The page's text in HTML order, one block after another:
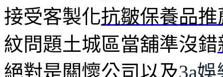
接受客製化抗皺保養品推
紋問題土城區當舖準沒錯
絕對是關懷公司以及3a